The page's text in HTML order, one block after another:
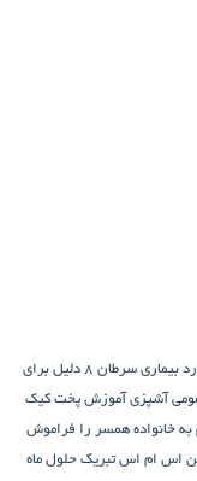
8 دلیل برای
آشپزی آموزش پخت کیک
به خانواده همسر را فراموش
اس ام اس تبریک حلول ماه